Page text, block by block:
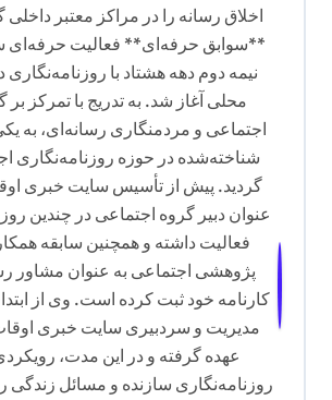
اخلاق رسانه را در مراکز معتبر
**سوابق حرفه‌ای** فعالیت حرفه‌ای
نیمه دوم دهه هشتاد با
محلی آغاز شد. به تدریج با تمرکز
اجتماعی و مردمنگاری رسانه‌ای، به
شناخته‌شده در حوزه روزنامه‌نگاری
گردید. پیش از تأسیس سایت خبری
عنوان دبیر گروه اجتماعی در چندین
فعالیت داشته و همچنین سابقه
پژوهشی اجتماعی به عنوان مشاور
مدیریت و سردبیری سایت خبری
عهده گرفته و در این مدت،
روزنامه‌نگاری سازنده و مسائل زندگی